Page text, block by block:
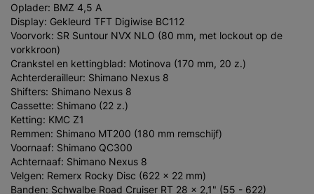
Oplader: BMZ 4,5 A
Display: Gekleurd TFT Digiwise BC112
Voorvork: SR Suntour NVX NLO (80 mm, met lockout op de
vorkkroon)
Crankstel en kettingblad: Motinova (170 mm, 20 z.)
Achterderailleur: Shimano Nexus 8
Shifters: Shimano Nexus 8
Cassette: Shimano (22 z.)
Ketting: KMC Z1
Remmen: Shimano MT200 (180 mm remschijf)
Voornaaf: Shimano QC300
Achternaaf: Shimano Nexus 8
Velgen: Remerx Rocky Disc (622 x 22 mm)
Banden: Schwalbe Road Cruiser RT 28 x 2,1" (55 - 622)